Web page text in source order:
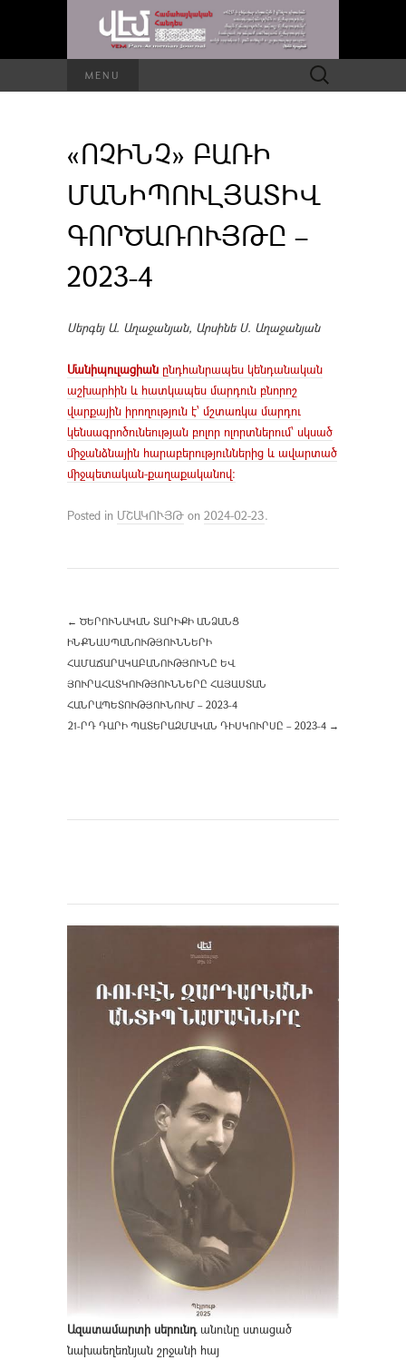
MENU Որոնել՝
«ՈՉԻՆՉ» ԲԱՌԻ
ՄԱՆԻՊՈՒԼՅԱՏԻՎ
ԳՈՐԾԱՌՈՒՅԹԸ –
2023-4
Սերգեյ Ա. Աղաջանյան, Արսինե Ս. Աղաջանյան
Մանիպուլացիան ընդհանրապես կենդանական
աշխարհին և հատկապես մարդուն բնորոշ
վարքային իրողություն է՝ մշտառկա մարդու
կենսագրոծունեության բոլոր ոլորտներում՝ սկսած
միջանձնային հարաբերություններից և ավարտած
միջպետական-քաղաքականով:
Posted in ՄՇԱԿՈՒՅԹ on 2024-02-23.
← ԾԵՐՈՒՆԱԿԱՆ ՏԱՐԻՔԻ ԱՆՁԱՆՑ
ԻՆՔՆԱՍՊԱՆՈՒԹՅՈՒՆՆԵՐԻ
ՀԱՄԱՃԱՐԱԿԱԲԱՆՈՒԹՅՈՒՆԸ ԵՎ
ՅՈՒՐԱՀԱՏԿՈՒԹՅՈՒՆՆԵՐԸ ՀԱՅԱՍՏԱՆ
ՀԱՆՐԱՊԵՏՈՒԹՅՈՒՆՈՒՄ – 2023-4
21-ՐԴ ԴԱՐԻ ՊԱՏԵՐԱԶՄԱԿԱՆ ԴԻՍԿՈՒՐՍԸ – 2023-4 →
Ազատամարտի սերունդանունը ստացած
նախաեղեռնյան շրջանի հայ